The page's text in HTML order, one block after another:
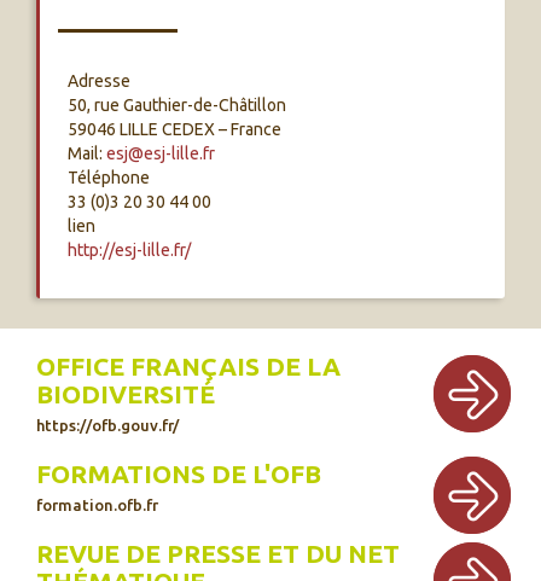
Adresse
50, rue Gauthier-de-Châtillon
59046 LILLE CEDEX – France
Mail: esj@esj-lille.fr
Téléphone
33 (0)3 20 30 44 00
lien
http://esj-lille.fr/
OFFICE FRANÇAIS DE LA
BIODIVERSITÉ
https://ofb.gouv.fr/
FORMATIONS DE L'OFB
formation.ofb.fr
REVUE DE PRESSE ET DU NET